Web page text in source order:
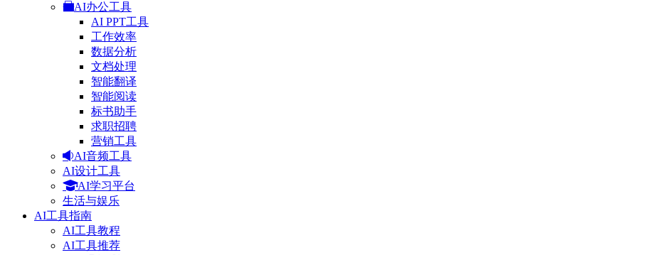
AI办公工具
AI PPT工具
工作效率
数据分析
文档处理
智能翻译
智能阅读
标书助手
求职招聘
营销工具
AI音频工具
AI设计工具
AI学习平台
生活与娱乐
AI工具指南
AI工具教程
AI工具推荐